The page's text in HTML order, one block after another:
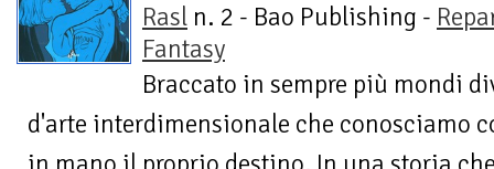
Rasl n. 2 - Bao Publishing -
Fantasy
Braccato in sempre più mondi
d'arte interdimensionale che conosciamo